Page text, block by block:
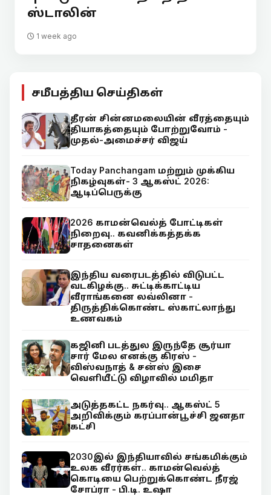
ஸ்டாலின்
1 week ago
சமீபத்திய செய்திகள்
தீரன் சின்னமலையின் வீரத்தையும்
தியாகத்தையும் போற்றுவோம் -
முதல்-அமைச்சர் விஜய்
Today Panchangam மற்றும் முக்கிய
நிகழ்வுகள்- 3 ஆகஸ்ட் 2026:
ஆடிப்பெருக்கு
2026 காமன்வெல்த் போட்டிகள்
நிறைவு.. கவனிக்கத்தக்க
சாதனைகள்
இந்திய வரைபடத்தில் விடுபட்ட
வடகிழக்கு.. சுட்டிக்காட்டிய
வீராங்கனை லவ்லினா -
திருத்திக்கொண்ட ஸ்காட்லாந்து
உணவகம்
கஜினி படத்துல இருந்தே சூர்யா
சார் மேல எனக்கு கிரஸ் -
விஸ்வநாத் & சன்ஸ் இசை
வெளியீட்டு விழாவில் மமிதா
அடுத்தகட்ட நகர்வு.. ஆகஸ்ட் 5
அறிவிக்கும் கரப்பான்பூச்சி ஜனதா
கட்சி
2030இல் இந்தியாவில் சங்கமிக்கும்
உலக வீரர்கள்.. காமன்வெல்த்
கொடியை பெற்றுக்கொண்ட நீரஜ்
சோப்ரா - பி.டி. உஷா